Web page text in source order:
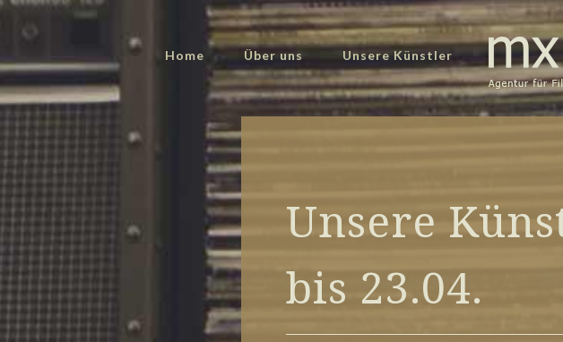
Home Über uns Unsere Künstler
Unsere
bis 23.04.